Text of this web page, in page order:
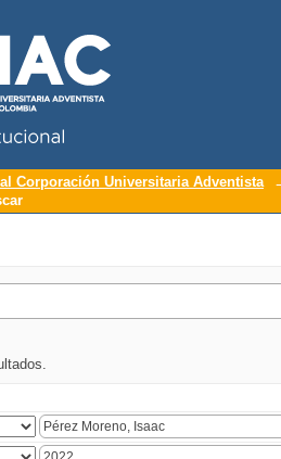
Corporación Universitaria Adventista